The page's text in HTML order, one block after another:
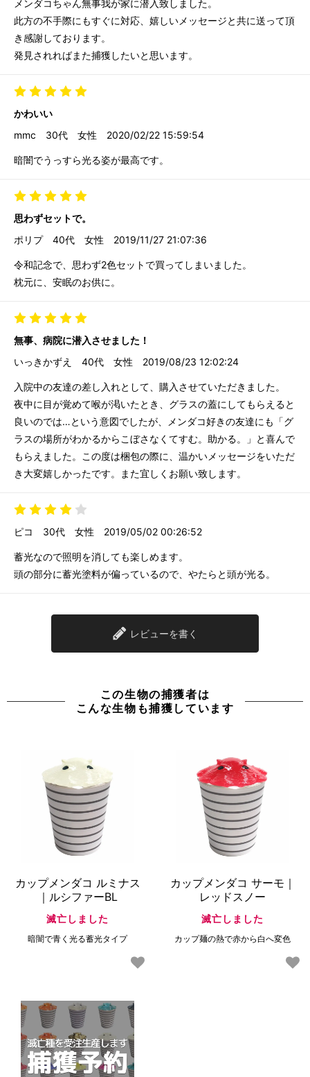
メンダコちゃん無事我が家に潜入致しました。
此方の不手際にもすぐに対応、嬉しいメッセージと共に送って頂
き感謝しております。
発見されればまた捕獲したいと思います。
かわいい
mmc
30代 女性 2020/02/22 15:59:54
暗闇でうっすら光る姿が最高です。
思わずセットで。
ポリプ
40代 女性 2019/11/27 21:07:36
令和記念で、思わず2色セットで買ってしまいました。
枕元に、安眠のお供に。
無事、病院に潜入させました！
いっきかずえ
40代 女性 2019/08/23 12:02:24
入院中の友達の差し入れとして、購入させていただきました。
夜中に目が覚めて喉が渇いたとき、グラスの蓋にしてもらえると
良いのでは…という意図でしたが、メンダコ好きの友達にも「グ
ラスの場所がわかるからこぼさなくてすむ。助かる。」と喜んで
もらえました。この度は梱包の際に、温かいメッセージをいただ
き大変嬉しかったです。また宜しくお願い致します。
ピコ 30代 女性 2019/05/02 00:26:52
蓄光なので照明を消しても楽しめます。
頭の部分に蓄光塗料が偏っているので、やたらと頭が光る。
レビューを書く
この生物の捕獲者は
こんな生物も捕獲しています
カップメンダコ ルミナス
｜ルシファーBL
滅亡しました
暗闇で青く光る蓄光タイプ
カップメンダコ サーモ｜
レッドスノー
滅亡しました
カップ麺の熱で赤から白へ変色